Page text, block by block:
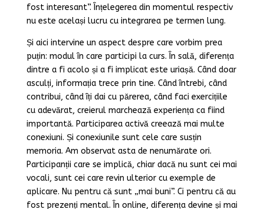
fost interesant”. Înțelegerea din momentul respectiv
nu este același lucru cu integrarea pe termen lung.
Și aici intervine un aspect despre care vorbim prea
puțin: modul în care participi la curs. În sală, diferența
dintre a fi acolo și a fi implicat este uriașă. Când doar
asculți, informația trece prin tine. Când întrebi, când
contribui, când îți dai cu părerea, când faci exercițiile
cu adevărat, creierul marchează experiența ca fiind
importantă. Participarea activă creează mai multe
conexiuni. Și conexiunile sunt cele care susțin
memoria. Am observat asta de nenumărate ori.
Participanții care se implică, chiar dacă nu sunt cei mai
vocali, sunt cei care revin ulterior cu exemple de
aplicare. Nu pentru că sunt „mai buni”. Ci pentru că au
fost prezenți mental. În online, diferența devine și mai